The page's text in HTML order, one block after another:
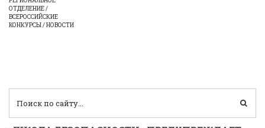
ОТДЕЛЕНИЕ /
ВСЕРОССИЙСКИЕ
КОНКУРСЫ / НОВОСТИ